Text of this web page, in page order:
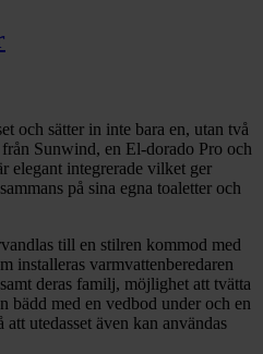
och sätter in inte bara en, utan två
Sunwind, en El-dorado Pro och
elegant integrerade vilket ger
på sina egna toaletter och
till en stilren kommod med
installeras varmvattenberedaren
deras familj, möjlighet att tvätta
bädd med en vedbod under och en
utedasset även kan användas